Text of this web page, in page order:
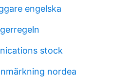
engelska
stock
nordea